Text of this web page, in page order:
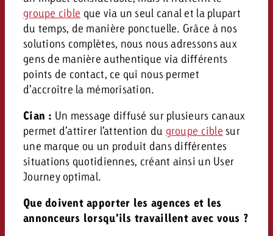
groupe cible que via un seul canal et la plupart
du temps, de manière ponctuelle. Grâce à nos
solutions complètes, nous nous adressons aux
gens de manière authentique via différents
points de contact, ce qui nous permet
d’accroître la mémorisation.
Cian : Un message diffusé sur plusieurs canaux
permet d’attirer l’attention du groupe cible sur
une marque ou un produit dans différentes
situations quotidiennes, créant ainsi un User
Journey optimal.
Que doivent apporter les agences et les
annonceurs lorsqu’ils travaillent avec vous ?